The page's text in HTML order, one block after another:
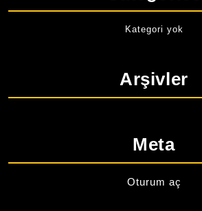
Kategori yok
Arşivler
Meta
Oturum aç